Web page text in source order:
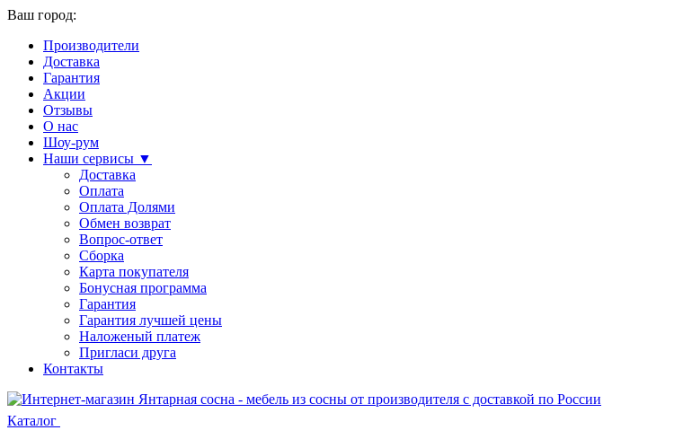
Ваш город:
Производители
Доставка
Гарантия
Акции
Отзывы
О нас
Шоу-рум
Наши сервисы ▼
Доставка
Оплата
Оплата Долями
Обмен возврат
Вопрос-ответ
Сборка
Карта покупателя
Бонусная программа
Гарантия
Гарантия лучшей цены
Наложеный платеж
Пригласи друга
Контакты
Каталог